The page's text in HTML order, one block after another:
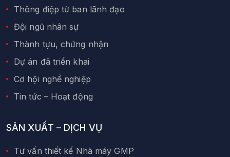
Thông điệp từ ban lãnh đạo
Đội ngũ nhân sự
Thành tựu, chứng nhận
Dự án đã triển khai
Cơ hội nghề nghiệp
Tin tức – Hoạt động
SẢN XUẤT – DỊCH VỤ
Tư vấn thiết kế Nhà máy GMP